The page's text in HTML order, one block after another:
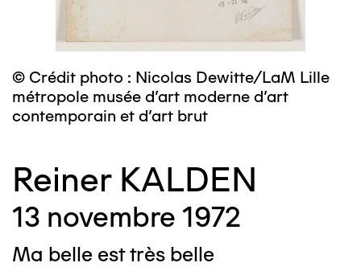
© Crédit photo : Nicolas Dewitte/LaM Lille
métropole musée d’art moderne d’art
contemporain et d’art brut
Reiner KALDEN
13 novembre 1972
Ma belle est très belle